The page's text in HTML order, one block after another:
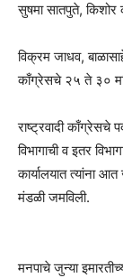
सुषमा सातपुते, किशोर
विक्रम जाधव,
काँग्रेसचे २५ ते ३०
राष्ट्रवादी काँग्रेसचे
विभागाची व इतर
कार्यालयात त्यांना
मंडळी जमविली.
मनपाचे जुन्या